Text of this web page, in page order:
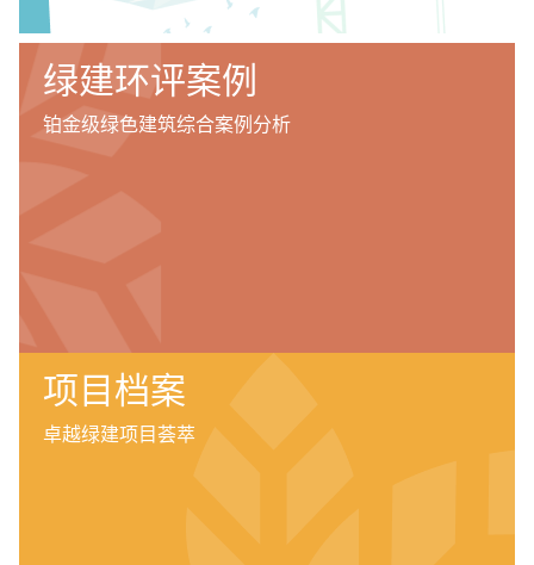
绿建环评案例
铂金级绿色建筑综合案例分析
项目档案
卓越绿建项目荟萃